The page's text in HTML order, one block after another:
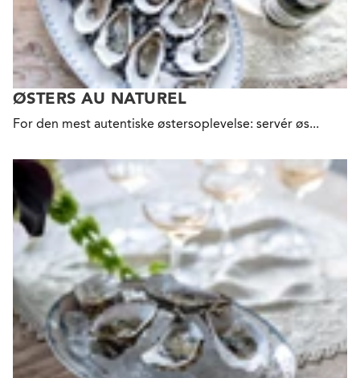
ØSTERS AU NATUREL
For den mest autentiske østersoplevelse: servér øs...